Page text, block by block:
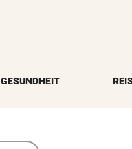
GESUNDHEIT